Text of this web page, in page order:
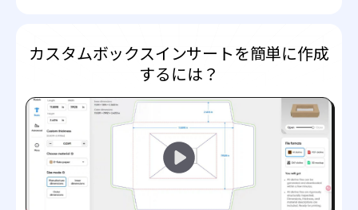
カスタムボックスインサートを簡単に作成
するには？